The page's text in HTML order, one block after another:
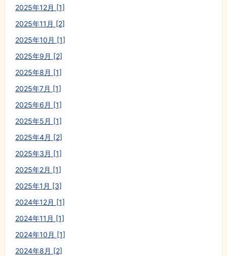
2025年12月 [1]
2025年11月 [2]
2025年10月 [1]
2025年9月 [2]
2025年8月 [1]
2025年7月 [1]
2025年6月 [1]
2025年5月 [1]
2025年4月 [2]
2025年3月 [1]
2025年2月 [1]
2025年1月 [3]
2024年12月 [1]
2024年11月 [1]
2024年10月 [1]
2024年8月 [2]